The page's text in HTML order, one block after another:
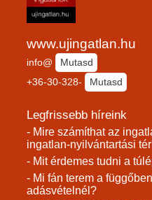
www.ujingatlan.hu
info@
Mutasd
+36-30-328-
Mutasd
Legfrissebb híreink
- Mire számíthat az
ingatlan-nyilvántartási
- Mit érdemes tudni a
- Mi fán terem a
adásvételnél?